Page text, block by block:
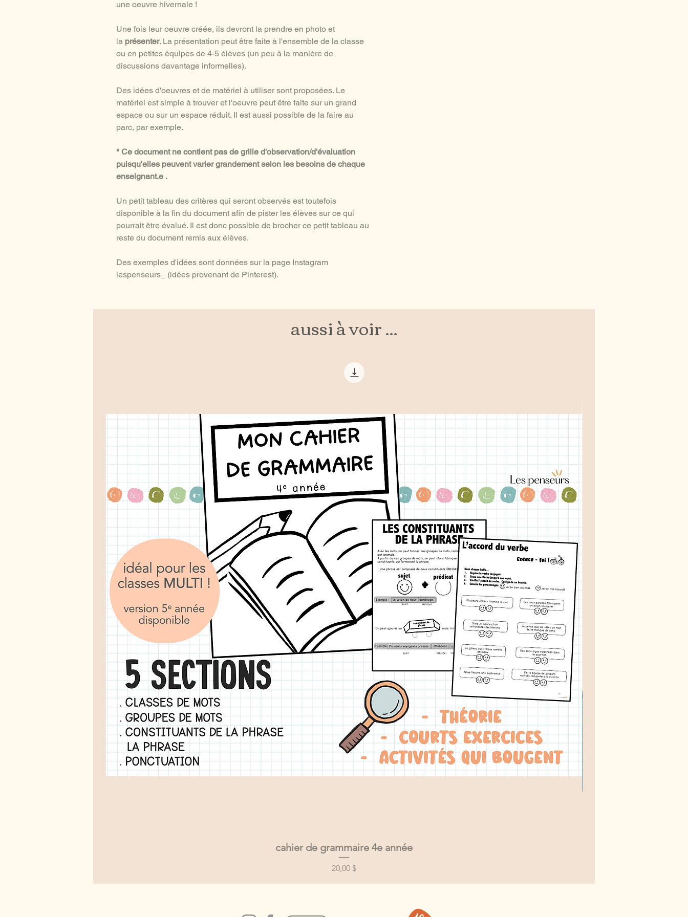
une oeuvre hivernale !
Une fois leur oeuvre créée, ils devront la prendre en photo et
la présenter. La présentation peut être faite à l'ensemble de la classe
ou en petites équipes de 4-5 élèves (un peu à la manière de
discussions davantage informelles).
Des idées d'oeuvres et de matériel à utiliser sont proposées. Le
matériel est simple à trouver et l'oeuvre peut être faite sur un grand
espace ou sur un espace réduit. Il est aussi possible de la faire au
parc, par exemple.
* Ce document ne contient pas de grille d'observation/d'évaluation
puisqu'elles peuvent varier grandement selon les besoins de chaque
enseignant.e .
Un petit tableau des critères qui seront observés est toutefois
disponible à la fin du document afin de pister les élèves sur ce qui
pourrait être évalué. Il est donc possible de brocher ce petit tableau au
reste du document remis aux élèves.
Des exemples d'idées sont données sur la page Instagram
lespenseurs_ (idées provenant de Pinterest).
aussi à voir ...
Aperçu rapide
cahier de grammaire 4e année
Prix
20,00 $